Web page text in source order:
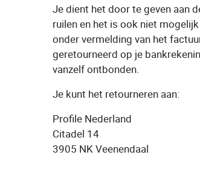
Je dient het door te geven aan
ruilen en het is ook niet
onder vermelding van het
geretourneerd op je
vanzelf ontbonden.
Je kunt het retourneren aan:
Profile Nederland
Citadel 14
3905 NK Veenendaal